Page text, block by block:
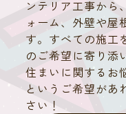
ンテリア工事から
ォーム、外壁や屋
す。すべての施工
のご希望に寄り添
住まいに関するお
というご希望があ
さい！